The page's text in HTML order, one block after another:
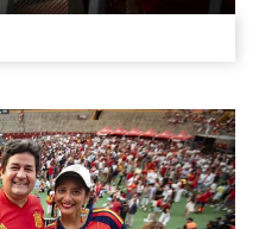
Medio Ambiente
Especiales
Política
Galerías